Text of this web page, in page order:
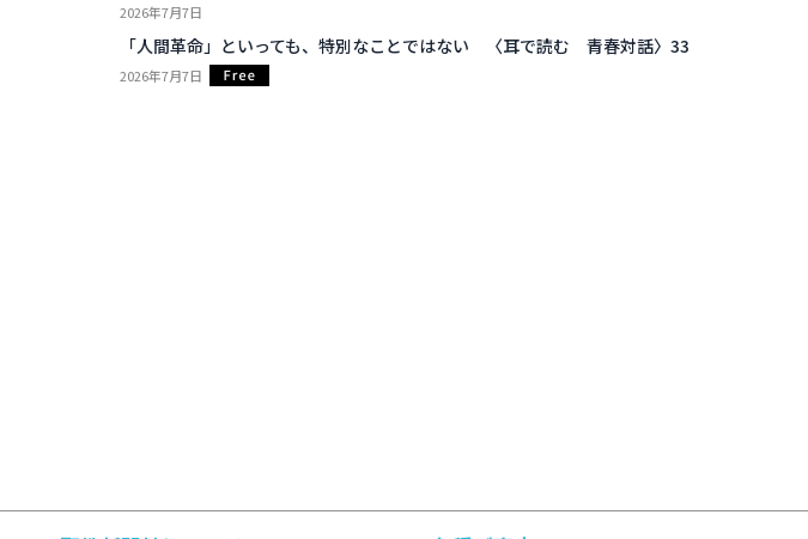
2026年7月7日
「人間革命」といっても、特別なことではない 〈耳で読む 青春対話〉33
2026年7月7日